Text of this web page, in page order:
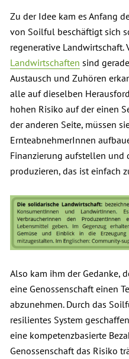
Zu der Idee kam es Anfang
von Soilful beschäftigt sich
regenerative Landwirtschaft.
Landwirtschaften sind
Austausch und Zuhören
alle auf dieselben
hohen Risiko auf der einen
der anderen Seite, müssen
ErnteabnehmerInnen
Finanzierung aufstellen und
produzieren, das ist einfach
Also kam ihm der Gedanke,
eine Genossenschaft einen
abzunehmen. Durch das
resilientes System
eine kompetenzbasierte
Genossenschaft das Risiko